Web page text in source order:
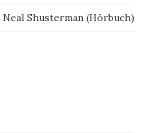
Shusterman (Hörbuch)